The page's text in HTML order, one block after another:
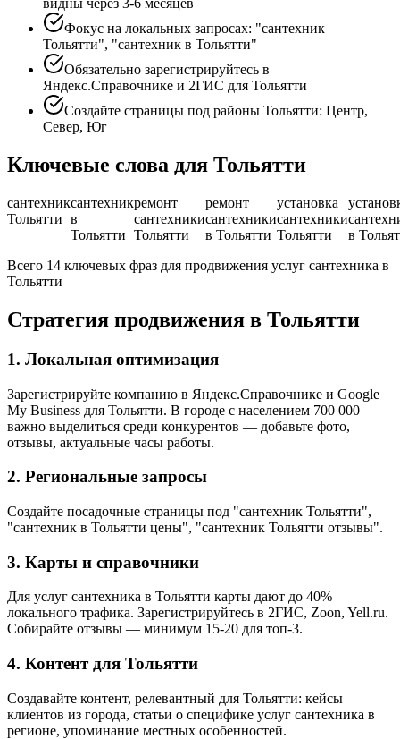
видны через 3-6 месяцев
Фокус на локальных запросах: "сантехник
Тольятти", "сантехник в Тольятти"
Обязательно зарегистрируйтесь в
Яндекс.Справочнике и 2ГИС для Тольятти
Создайте страницы под районы Тольятти: Центр,
Север, Юг
Ключевые слова для Тольятти
сантехник
Тольятти
сантехник
в
Тольятти
ремонт
сантехники
Тольятти
ремонт
сантехники
в Тольятти
установка
сантехники
Тольятти
в
Всего 14 ключевых фраз для продвижения услуг сантехника в
Тольятти
Стратегия продвижения в Тольятти
1. Локальная оптимизация
Зарегистрируйте компанию в Яндекс.Справочнике и Google
My Business для Тольятти. В городе с населением 700 000
важно выделиться среди конкурентов — добавьте фото,
отзывы, актуальные часы работы.
2. Региональные запросы
Создайте посадочные страницы под "сантехник Тольятти",
"сантехник в Тольятти цены", "сантехник Тольятти отзывы".
3. Карты и справочники
Для услуг сантехника в Тольятти карты дают до 40%
локального трафика. Зарегистрируйтесь в 2ГИС, Zoon, Yell.ru.
Собирайте отзывы — минимум 15-20 для топ-3.
4. Контент для Тольятти
Создавайте контент, релевантный для Тольятти: кейсы
клиентов из города, статьи о специфике услуг сантехника в
регионе, упоминание местных особенностей.